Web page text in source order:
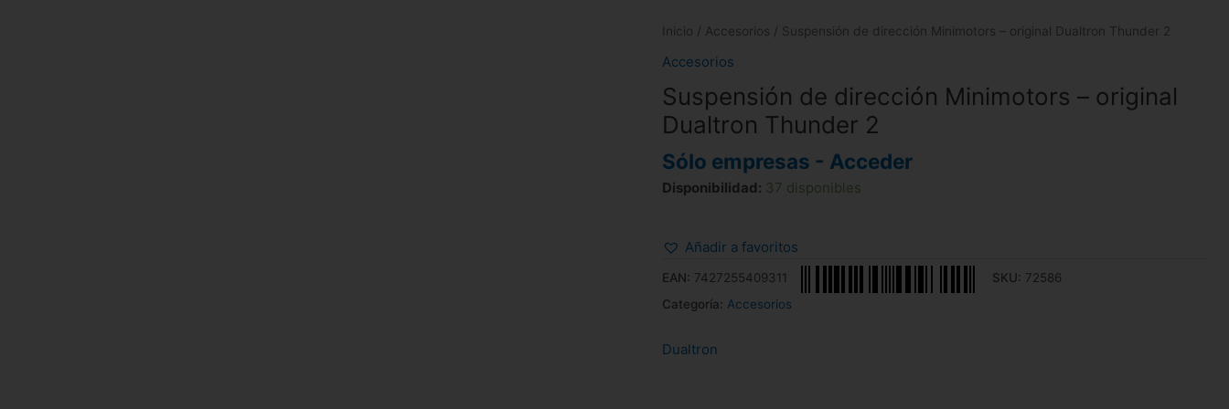
Inicio / Accesorios / Suspensión de dirección Minimotors – original Dualtron Thunder 2
Accesorios
Suspensión de dirección Minimotors – original
Dualtron Thunder 2
Sólo empresas - Acceder
Disponibilidad: 37 disponibles
Añadir a favoritos
EAN: 7427255409311 SKU: 72586
Categoría: Accesorios
Dualtron